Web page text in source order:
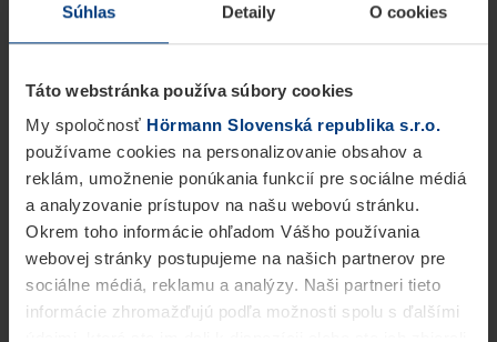
Súhlas Detaily O cookies
Táto webstránka používa súbory cookies
My spoločnosť Hörmann Slovenská republika s.r.o.
používame cookies na personalizovanie obsahov a
reklám, umožnenie ponúkania funkcií pre sociálne médiá
a analyzovanie prístupov na našu webovú stránku.
Okrem toho informácie ohľadom Vášho používania
webovej stránky postupujeme na našich partnerov pre
sociálne médiá, reklamu a analýzy. Naši partneri tieto
informácie zhromažďujú podľa možnosti spolu s ďalšími